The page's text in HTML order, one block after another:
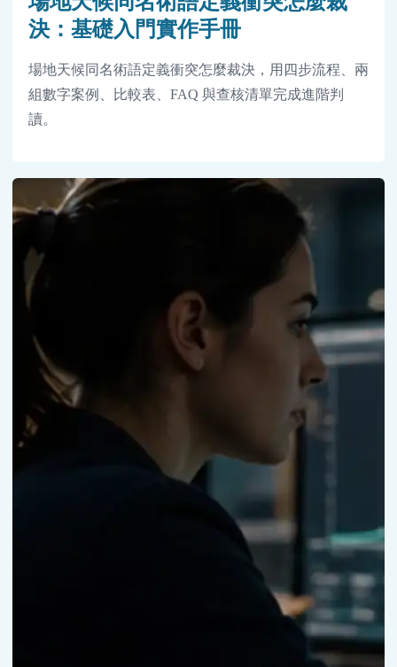
決：基礎入門實作手冊
場地天候同名術語定義衝突怎麼裁決，用四步流程、兩
組數字案例、比較表、FAQ 與查核清單完成進階判
讀。